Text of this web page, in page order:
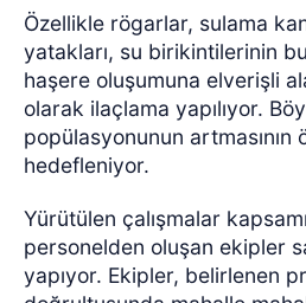
Özellikle rögarlar, sulama
yatakları, su birikintilerinin
haşere oluşumuna elverişli
olarak ilaçlama yapılıyor.
popülasyonunun artmasının
hedefleniyor.
Yürütülen çalışmalar
personelden oluşan ekipler
yapıyor. Ekipler, belirlenen